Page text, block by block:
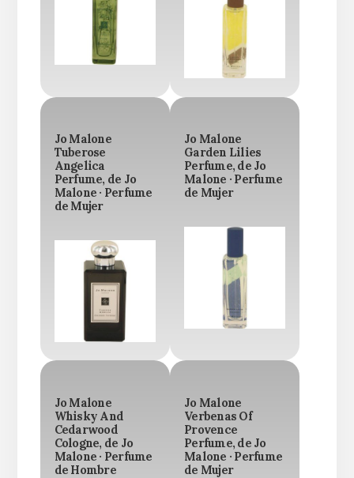
Jo Malone
Tuberose
Angelica
Perfume, de Jo
Malone · Perfume
de Mujer
Jo Malone
Garden Lilies
Perfume, de Jo
Malone · Perfume
de Mujer
Jo Malone
Whisky And
Cedarwood
Cologne, de Jo
Malone · Perfume
de Hombre
Jo Malone
Verbenas Of
Provence
Perfume, de Jo
Malone · Perfume
de Mujer